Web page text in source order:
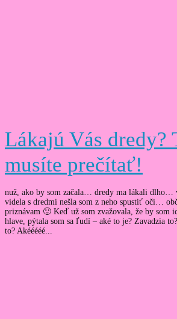
Lákajú Vás dredy?
musíte prečítať!
nuž, ako by som začala… dredy ma lákali dlho…
videla s dredmi nešla som z neho spustiť oči…
priznávam 🙂 Keď už som zvažovala, že by som
hlave, pýtala som sa ľudí – aké to je? Zavadzia
to? Akééééé...